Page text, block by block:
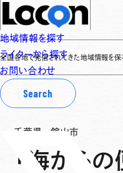
地域情報を探す
ライターから探す
お問い合わせ
Search
されてきた地域情報を保存・整理し、
千葉県 -館山市
「海からの